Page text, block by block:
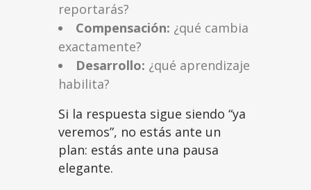
reportarás?
Compensación: ¿qué cambia
exactamente?
Desarrollo: ¿qué aprendizaje
habilita?
Si la respuesta sigue siendo “ya
veremos”, no estás ante un
plan: estás ante una pausa
elegante.